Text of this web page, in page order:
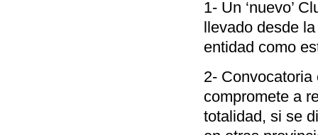
1- Un ‘nuevo’
llevado desde
entidad como
2-
compromete a
totalidad, si se